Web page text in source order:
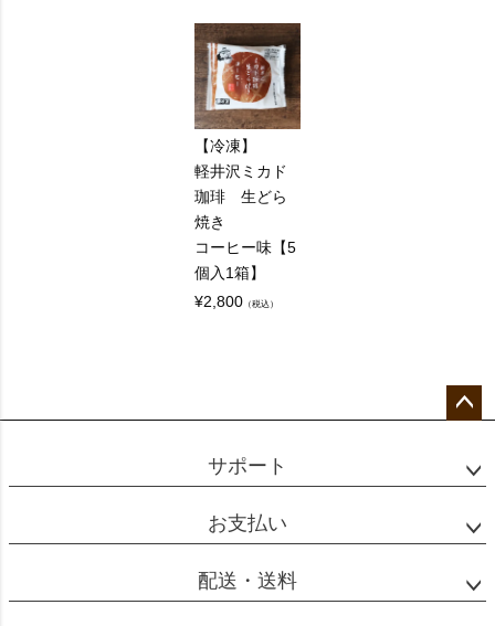
【冷凍】
軽井沢ミカド
珈琲 生どら
焼き
コーヒー味【5
個入1箱】
¥2,800 （税込）
ップ
サポート
お支払い
配送・送料